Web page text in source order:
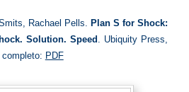
Rachael Pells. Plan S for Shock:
Solution. Speed . Ubiquity Press,
PDF